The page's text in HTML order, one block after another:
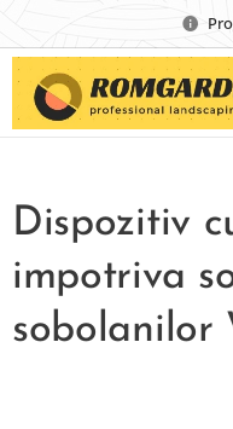
Dispozitiv
impotriva
sobolanilor